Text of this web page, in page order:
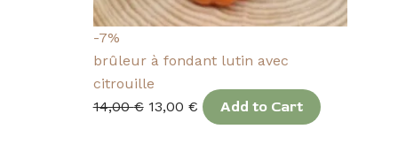
-7%
brûleur à fondant lutin avec
citrouille
14,00€ 13,00 € Add to Cart